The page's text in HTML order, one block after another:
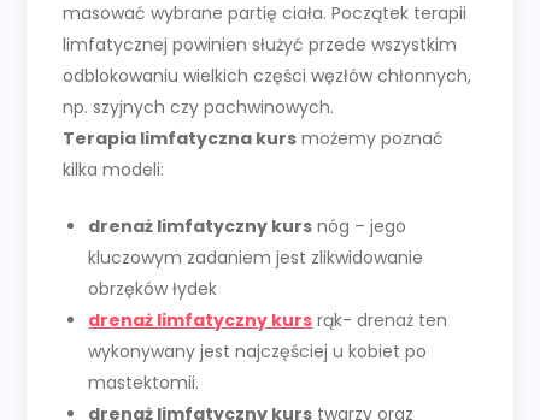
masować wybrane partię ciała. Początek terapii
limfatycznej powinien służyć przede wszystkim
odblokowaniu wielkich części węzłów chłonnych,
np. szyjnych czy pachwinowych.
Terapia limfatyczna kurs możemy poznać
kilka modeli:
drenaż limfatyczny kurs nóg – jego
kluczowym zadaniem jest zlikwidowanie
obrzęków łydek
drenaż limfatyczny kurs rąk- drenaż ten
wykonywany jest najczęściej u kobiet po
mastektomii.
drenaż limfatyczny kurs twarzy oraz